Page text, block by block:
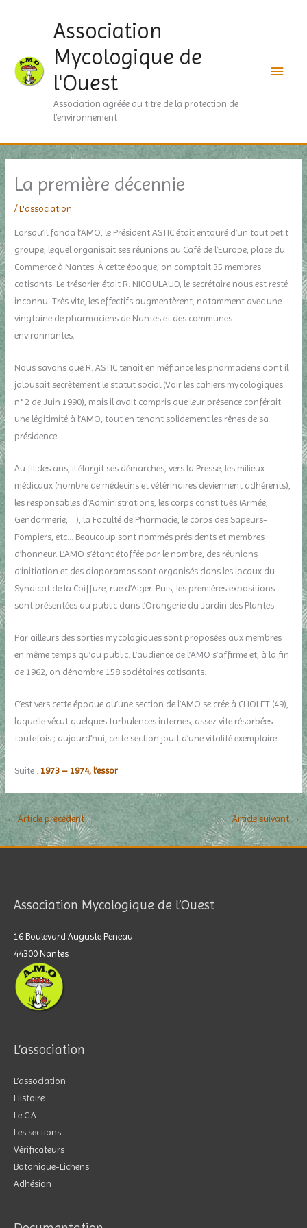
Association
Mycologique de
l'Ouest
Association agréée au titre de la protection de
l’environnement
La première décennie
/L'association
Lorsqu’il fonda l’AMO, le Président ASTIC était entouré d’un tout petit
groupe, lequel organisait ses réunions au Café de l’Europe, place du
Commerce à Nantes. À cette époque, on comptait 35 membres
cotisants. Le trésorier était R. NICOULAUD, le secrétaire nous est resté
inconnu. Très vite, les effectifs augmentèrent, notamment avec une
vingtaine de pharmaciens de Nantes et des communes
environnantes.
Nous savons que R. ASTIC tenait en méfiance les pharmaciens dont il
jalousait secrètement le statut social (Voir les cahiers mycologiques
n° 2 de Juin 1990), mais il avait compris que leur présence conférait
une légitimité à l’AMO, tout en tenant solidement les rênes de sa
présidence.
Au fil des ans, il élargit ses démarches, vers la Presse, les milieux
médicaux (nombre de médecins et vétérinaires deviennent adhérents),
les responsables d’Administrations, les corps constitués (Armée,
Gendarmerie, …), la Faculté de Pharmacie, le corps des Sapeurs-
Pompiers, etc… Beaucoup sont nommés présidents et membres
d’honneur. L’AMO s’étant étoffée par le nombre, des réunions
d’initiation et des diaporamas sont organisés dans les locaux du
Syndicat de la Coiffure, rue d’Alger. Puis, les premières expositions
sont présentées au public dans l’Orangerie du Jardin des Plantes.
Par ailleurs des sorties mycologiques sont proposées aux membres
en même temps qu’au public. L’audience de l’AMO s’affirme et, à la fin
de 1962, on dénombre 158 sociétaires cotisants.
C’est vers cette époque qu’une section de l’AMO se crée à CHOLET (49),
laquelle vécut quelques turbulences internes, assez vite résorbées
toutefois ; aujourd’hui, cette section jouit d’une vitalité exemplaire.
Suite : 1973 – 1974, l’essor
←Article précédent Article suivant→
Association Mycologique de l’Ouest
16 Boulevard Auguste Peneau
44300 Nantes
L’association
L’association
Histoire
Le C.A.
Les sections
Vérificateurs
Botanique-Lichens
Adhésion